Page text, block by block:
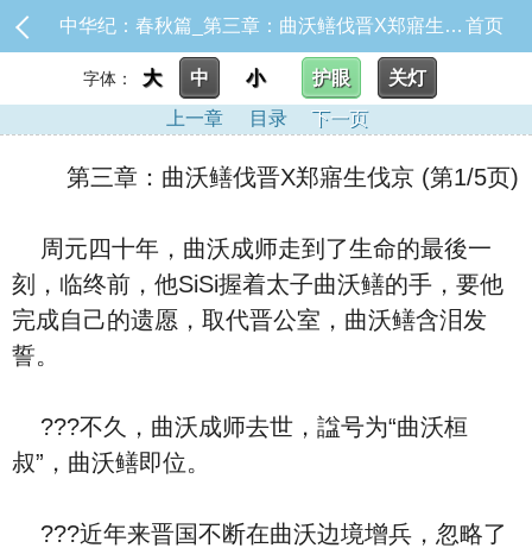
中华纪：春秋篇_第三章：曲沃鳝伐晋X郑寤生伐京 首页
字体： 大 中 小 护眼
关灯
上一章
目录 下一页
第三章：曲沃鳝伐晋X郑寤生伐京 (第1/5页)
周元四十年，曲沃成师走到了生命的最後一
刻，临终前，他SiSi握着太子曲沃鳝的手，要他
完成自己的遗愿，取代晋公室，曲沃鳝含泪发
誓。
???不久，曲沃成师去世，諡号为“曲沃桓
叔”，曲沃鳝即位。
???近年来晋国不断在曲沃边境增兵，忽略了